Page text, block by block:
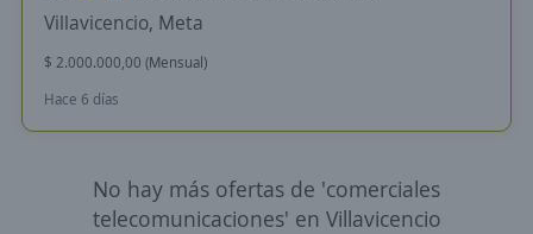
Villavicencio, Meta
$ 2.000.000,00 (Mensual)
Hace 6 días
No hay más ofertas de 'comerciales
telecomunicaciones' en Villavicencio